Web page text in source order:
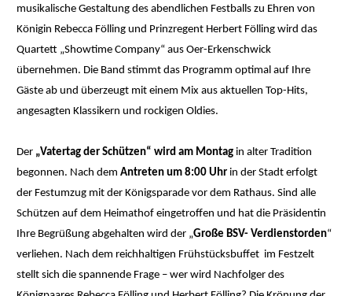
musikalische Gestaltung des abendlichen Festballs zu Ehren von
Königin Rebecca Fölling und Prinzregent Herbert Fölling wird das
Quartett „Showtime Company“ aus Oer-Erkenschwick
übernehmen. Die Band stimmt das Programm optimal auf Ihre
Gäste ab und überzeugt mit einem Mix aus aktuellen Top-Hits,
angesagten Klassikern und rockigen Oldies.
Der „Vatertag der Schützen“ wird am Montag in alter Tradition
begonnen. Nach demAntreten um 8:00 Uhr in der Stadt erfolgt
der Festumzug mit der Königsparade vor dem Rathaus. Sind alle
Schützen auf dem Heimathof eingetroffen und hat die Präsidentin
Ihre Begrüßung abgehalten wird der „Große BSV- Verdienstorden“
verliehen. Nach dem reichhaltigen Frühstücksbuffet im Festzelt
stellt sich die spannende Frage – wer wird Nachfolger des